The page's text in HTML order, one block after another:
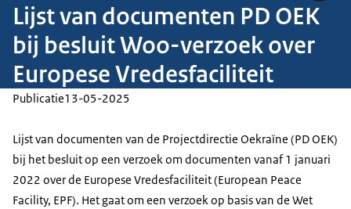
Lijst van documenten PD OEK
bij besluit Woo-verzoek over
Europese Vredesfaciliteit
Publicatie13-05-2025
Lijst van documenten van de Projectdirectie Oekraïne (PD OEK)
bij het besluit op een verzoek om documenten vanaf 1 januari
2022 over de Europese Vredesfaciliteit (European Peace
Facility, EPF). Het gaat om een verzoek op basis van de Wet